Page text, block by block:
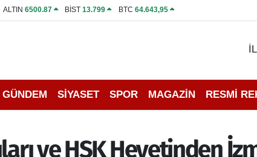
ALTIN 6500.87 BİST13.799 BTC 64.643,95
GÜNDEM SİYASET SPOR MAGAZİN RESMİ
ve HSK Heyetinden